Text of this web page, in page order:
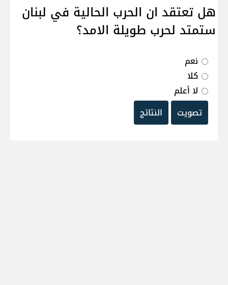
هل تعتقد ان الحرب الحالية في لبنان
ستمتد لحرب طويلة الامد؟
نعم
كلا
لا أعلم
تصويت
النتائج